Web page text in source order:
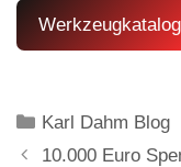
Kategorien
Karl Dahm Blog
10.000 Euro